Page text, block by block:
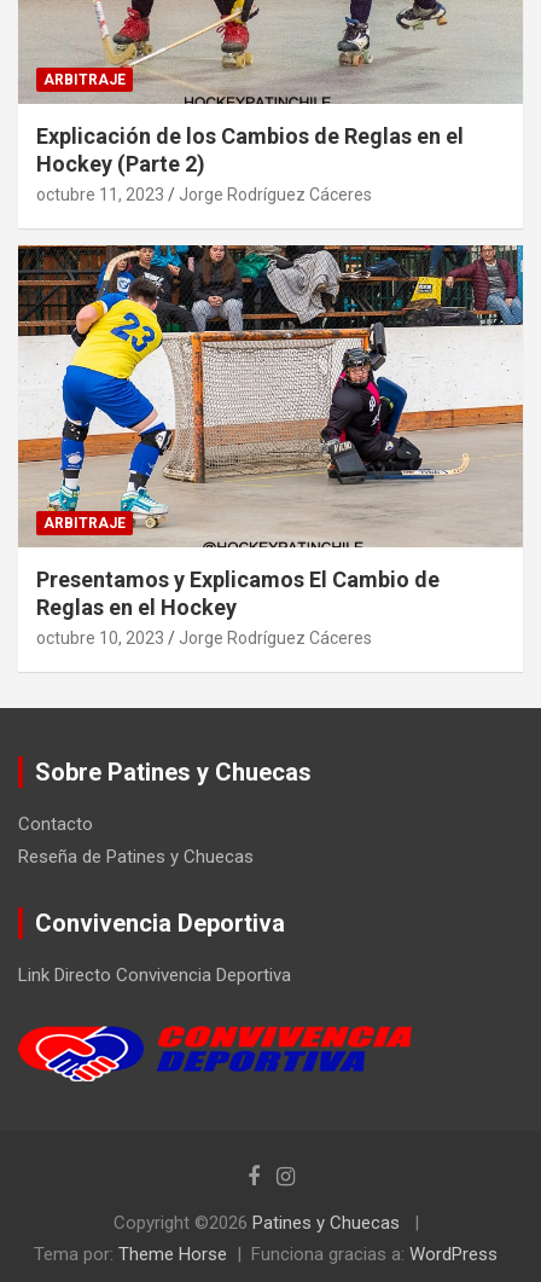
ARBITRAJE
Explicación de los Cambios de Reglas en el
Hockey (Parte 2)
octubre 11, 2023 Jorge Rodríguez Cáceres
ARBITRAJE
Presentamos y Explicamos El Cambio de
Reglas en el Hockey
octubre 10, 2023 Jorge Rodríguez Cáceres
Sobre Patines y Chuecas
Contacto
Reseña de Patines y Chuecas
Convivencia Deportiva
Link Directo Convivencia Deportiva
Copyright ©2026 Patines y Chuecas
Tema por: Theme Horse Funciona gracias a: WordPress